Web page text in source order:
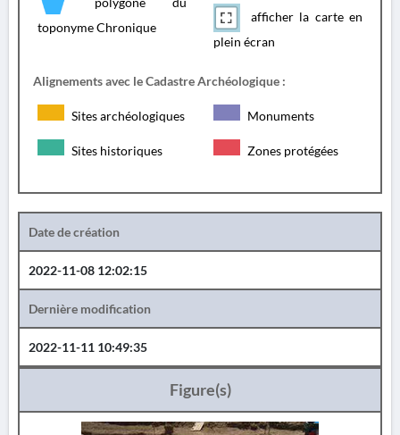
toponyme Chronique
afficher la carte en
plein écran
Alignements avec le Cadastre Archéologique :
Sites archéologiques Monuments
Sites historiques Zones protégées
Date de création
2022-11-08 12:02:15
Dernière modification
2022-11-11 10:49:35
Figure(s)